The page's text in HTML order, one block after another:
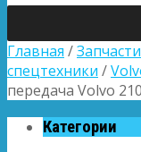
Главная /
спецтехники /
передача Volvo 210
Категории